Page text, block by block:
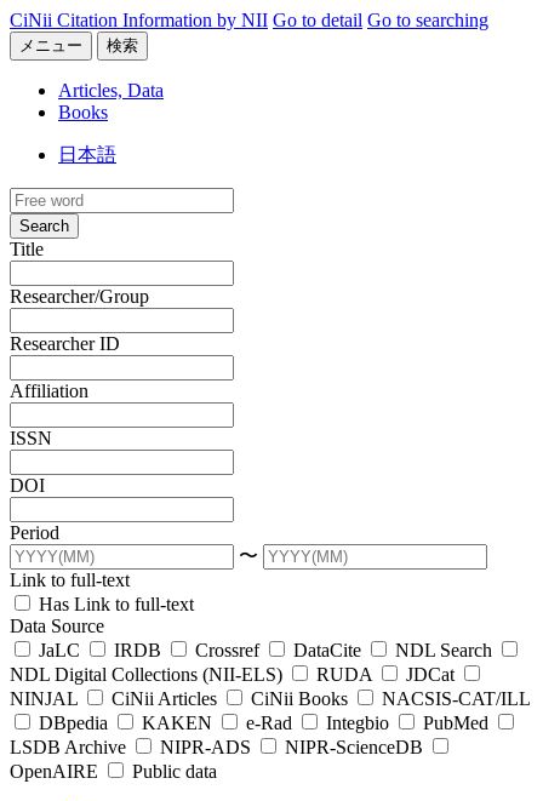
CiNii Citation Information by NII Go to detail Go to searching
メニュー 検索
Articles, Data
Books
日本語
Search
Title
Researcher/Group
Researcher ID
Affiliation
ISSN
DOI
Period
〜
Link to full-text
Has Link to full-text
Data Source
JaLC
IRDB Crossref DataCite
NDL Search
NDL Digital Collections (NII-ELS)
RUDA
JDCat
NINJAL
CiNii Articles CiNii Books
NACSIS-CAT/ILL
DBpedia
KAKEN e-Rad Integbio
PubMed
LSDB Archive
NIPR-ADS
NIPR-ScienceDB
OpenAIRE
Public data